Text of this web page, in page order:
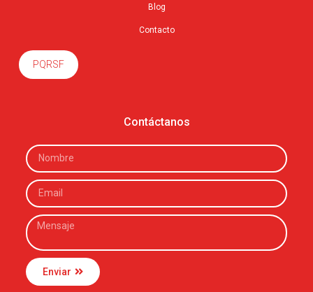
Blog
Contacto
PQRSF
Contáctanos
Enviar